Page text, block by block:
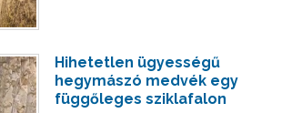
Hihetetlen ügyességű
hegymászó medvék egy
függőleges sziklafalon